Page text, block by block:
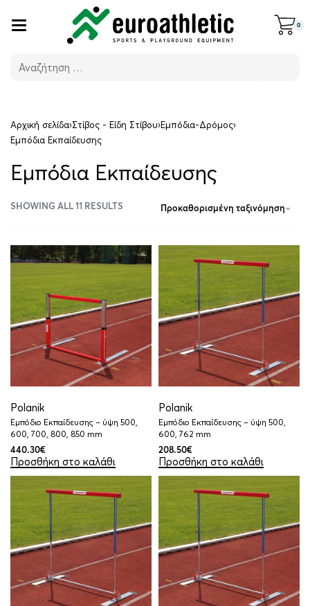
0
Αρχική σελίδα›Στίβος - Είδη Στίβου›Εμπόδια-Δρόμος›
Εμπόδια Εκπαίδευσης
Εμπόδια Εκπαίδευσης
SHOWING ALL 11 RESULTS Προκαθορισμένη ταξινόμηση
Polanik
Εμπόδιο Εκπαίδευσης – ύψη 500,
600, 700, 800, 850 mm
440.30€
Προσθήκη στο καλάθι
Polanik
Εμπόδιο Εκπαίδευσης – ύψη 500,
600, 762 mm
208.50€
Προσθήκη στο καλάθι